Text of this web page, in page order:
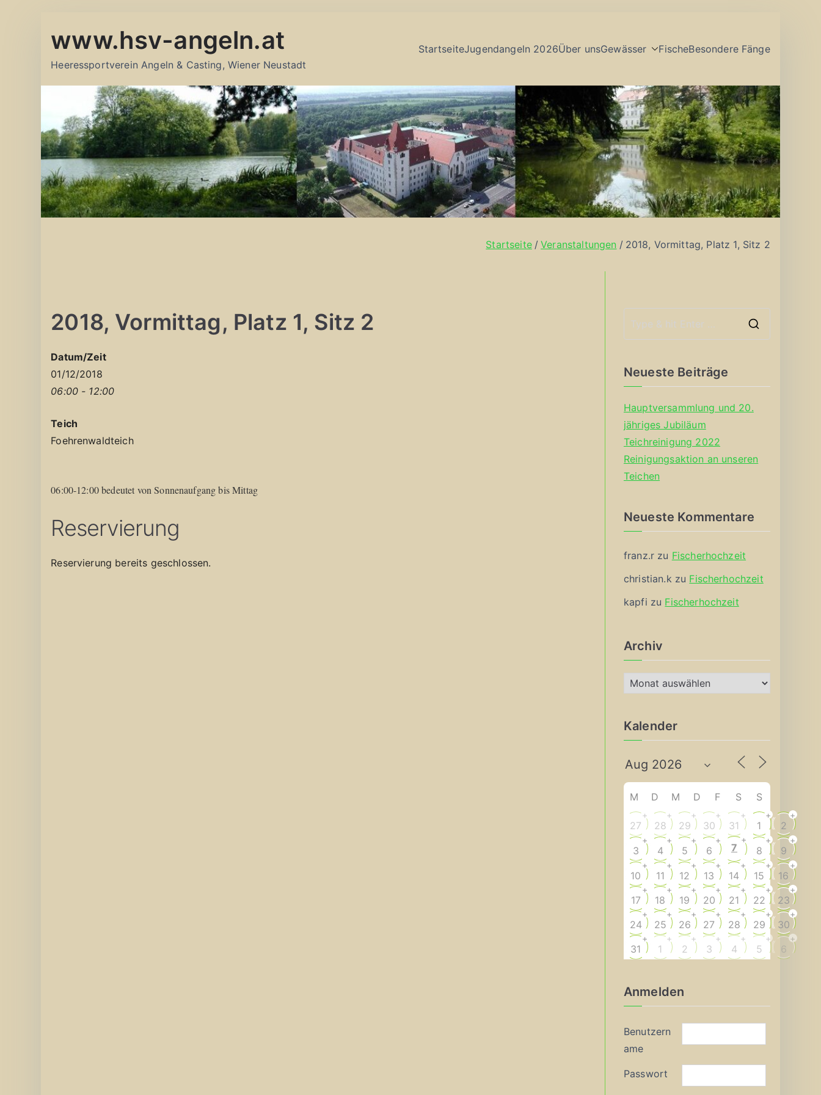
Inhalt
www.hsv-angeln.at
Heeressportverein Angeln & Casting, Wiener Neustadt
StartseiteJugendangeln 2026Über unsGewässer FischeBesondere Fänge
Startseite Veranstaltungen 2018, Vormittag, Platz 1, Sitz 2
2018, Vormittag, Platz 1, Sitz 2
Datum/Zeit
01/12/2018
06:00 - 12:00
Teich
Foehrenwaldteich
06:00-12:00 bedeutet von Sonnenaufgang bis Mittag
Reservierung
Reservierung bereits geschlossen.
Neueste Beiträge
Hauptversammlung und 20.
jähriges Jubiläum
Teichreinigung 2022
Reinigungsaktion an unseren
Teichen
Neueste Kommentare
franz.r zu Fischerhochzeit
christian.k zu Fischerhochzeit
kapfi zu Fischerhochzeit
Archiv
r
h
v
Kalender
M D M D F S S
27
+
28
+
29
+
30
+
31
+
1
+
2
+
3
+
4
+
5
+
6
+
7
+
8
+
9
+
10
+
11
+
12
+
13
+
14
+
15
+
16
+
17
+
18
+
19
+
20
+
21
+
22
+
23
+
24
+
25
+
26
+
27
+
28
+
29
+
30
+
31
+
1
+
2
+
3
+
4
+
5
+
6
+
Anmelden
Benutzern
ame
Passwort